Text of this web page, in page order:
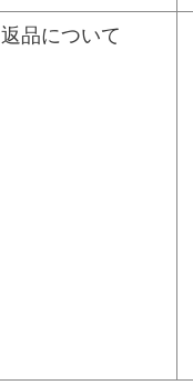
返品について